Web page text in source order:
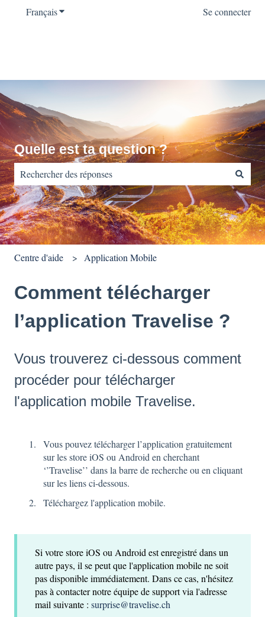
FrançaisAfficher le sous-menu pour les traductionsSe connecter
Quelle est ta question ?
Il n'y a aucune suggestion car le champ de recherche est vide.
Centre d'aide Application Mobile
Comment télécharger
l’application Travelise ?
Vous trouverez ci-dessous comment
procéder pour télécharger
l'application mobile Travelise.
Vous pouvez télécharger l’application gratuitement
sur les store iOS ou Android en cherchant
‘’Travelise’’ dans la barre de recherche ou en cliquant
sur les liens ci-dessous.
Téléchargez l'application mobile.
Si votre store iOS ou Android est enregistré dans un
autre pays, il se peut que l'application mobile ne soit
pas disponible immédiatement. Dans ce cas, n'hésitez
pas à contacter notre équipe de support via l'adresse
mail suivante : surprise@travelise.ch